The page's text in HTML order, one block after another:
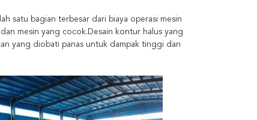
satu bagian terbesar dari biaya operasi mesin
mesin yang cocok.Desain kontur halus yang
yang diobati panas untuk dampak tinggi dan